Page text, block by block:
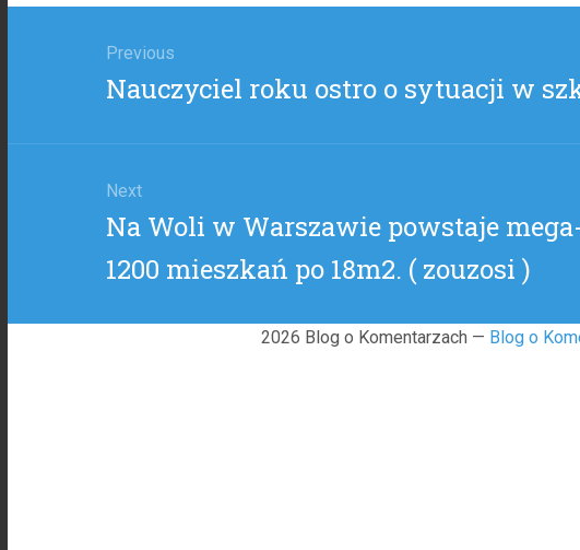
Previous
Previous
Nauczyciel roku ostro o sytuacji w
Next
Next
Na Woli w Warszawie powstaje
1200 mieszkań po 18m2. ( zouzosi )
2026 Blog o Komentarzach — Blog o